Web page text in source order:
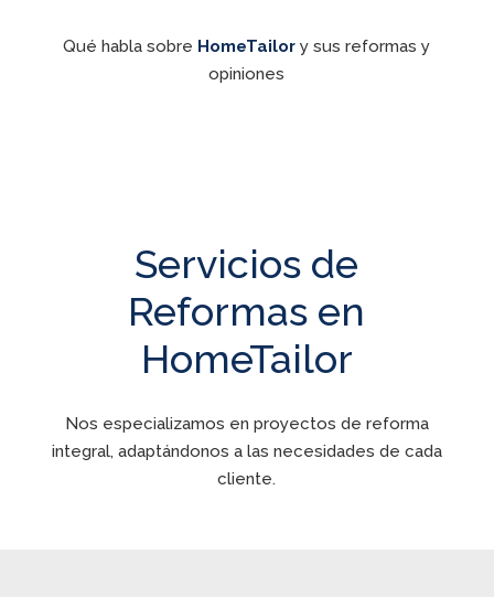
Qué habla sobre HomeTailor y sus reformas y
opiniones
Servicios de
Reformas en
HomeTailor
Nos especializamos en proyectos de reforma
integral, adaptándonos a las necesidades de cada
cliente.